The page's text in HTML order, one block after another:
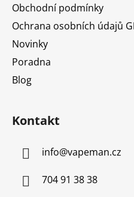
Obchodní podmínky
Ochrana osobních údajů
Novinky
Poradna
Blog
Kontakt
info@vapeman.cz
704 91 38 38